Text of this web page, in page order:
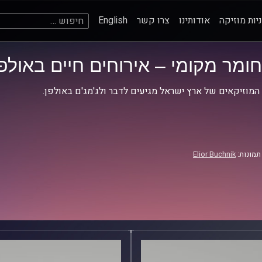
מוזיקה אודותינו צרו קשר English חיפוש:
חומר מקומי – אירוחים חיים
של ארץ ישראל מגיעים לדבר ולג'מג'ם באולפן.
Elior Buchnik